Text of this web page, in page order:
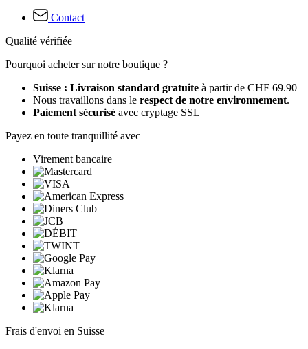
Contact
Qualité vérifiée
Pourquoi acheter sur notre boutique ?
Suisse : Livraison standard gratuite à partir de CHF 69.90
Nous travaillons dans le respect de notre environnement.
Paiement sécurisé avec cryptage SSL
Payez en toute tranquillité avec
Virement bancaire
Frais d'envoi en Suisse